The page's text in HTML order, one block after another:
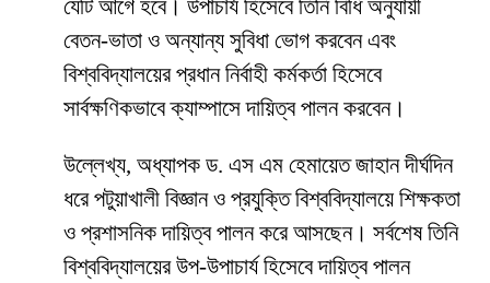
যেটি আগে হবে। উপাচার্য হিসেবে তিনি বিধি অনুযায়ী
বেতন-ভাতা ও অন্যান্য সুবিধা ভোগ করবেন এবং
বিশ্ববিদ্যালয়ের প্রধান নির্বাহী কর্মকর্তা হিসেবে
সার্বক্ষণিকভাবে ক্যাম্পাসে দায়িত্ব পালন করবেন।
উল্লেখ্য, অধ্যাপক ড. এস এম হেমায়েত জাহান দীর্ঘদিন
ধরে পটুয়াখালী বিজ্ঞান ও প্রযুক্তি বিশ্ববিদ্যালয়ে শিক্ষকতা
ও প্রশাসনিক দায়িত্ব পালন করে আসছেন। সর্বশেষ তিনি
বিশ্ববিদ্যালয়ের উপ-উপাচার্য হিসেবে দায়িত্ব পালন